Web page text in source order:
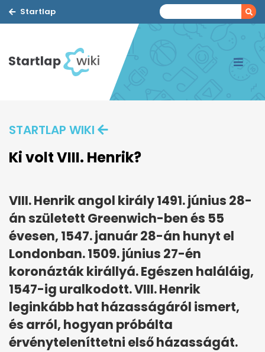
Startlap
STARTLAP WIKI
Ki volt VIII. Henrik?
VIII. Henrik angol király 1491. június 28-
án született Greenwich-ben és 55
évesen, 1547. január 28-án hunyt el
Londonban. 1509. június 27-én
koronázták királlyá. Egészen haláláig,
1547-ig uralkodott. VIII. Henrik
leginkább hat házasságáról ismert,
és arról, hogyan próbálta
érvényteleníttetni első házasságát.